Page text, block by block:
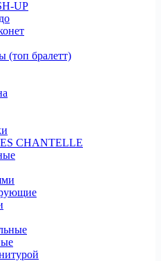
UP
(топ бралетт)
CHANTELLE